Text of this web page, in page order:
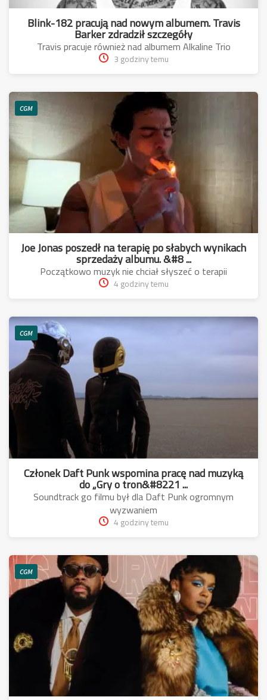
Blink-182 pracują nad nowym albumem. Travis
Barker zdradził szczegóły
Travis pracuje również nad albumem Alkaline Trio
3 godziny temu
CGM
Joe Jonas poszedł na terapię po słabych wynikach
sprzedaży albumu. &#8 ...
Początkowo muzyk nie chciał słyszeć o terapii
4 godziny temu
CGM
Członek Daft Punk wspomina pracę nad muzyką
do „Gry o tron&#8221 ...
Soundtrack go filmu był dla Daft Punk ogromnym
wyzwaniem
4 godziny temu
CGM